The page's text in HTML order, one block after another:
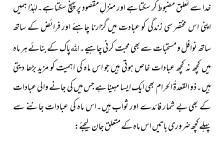
خدا سے تعلق مضبوط کر سکتا ہے اور منزلِ مقصود پر پہنچ سکتا ہے۔لہٰذا ہمیں
اپنی اس مختصر سی زندگی کو عبادت میں گزارنا چاہئے اور فرائض کے ساتھ
ساتھ نوافل و مستحبات سے بھی محبت کرنی چاہیے۔اللہپاک کے بنائے ہر ماہ
میں کچھ نہ کچھ عبادات خاص ہوتی ہیں جو اس ماہ کی اہمیت کو مزید بڑھا دیتی
ہیں۔ذو القعدۃُ الحرام بھی ایک ایسا مہینا ہے جس میں کی جانے والی عبادات
کے بھی بے شمار فائدے اور ثواب ہیں۔اس ماہ کی عبادات جاننے سے
پہلے کچھ ضروری باتیں اس ماہ کے متعلق جان لیجئے: